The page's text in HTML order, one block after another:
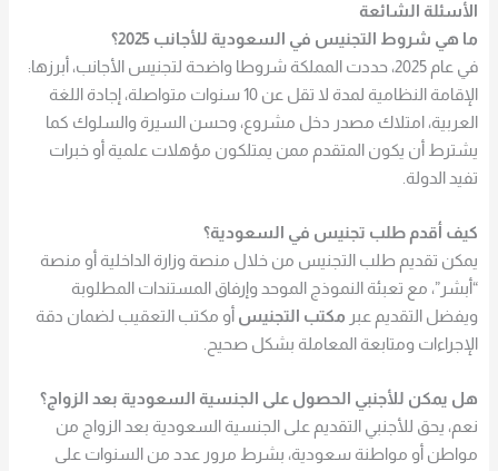
الأسئلة الشائعة
ما هي شروط التجنيس في السعودية للأجانب 2025؟
في عام 2025، حددت المملكة شروطا واضحة لتجنيس الأجانب، أبرزها:
الإقامة النظامية لمدة لا تقل عن 10 سنوات متواصلة، إجادة اللغة
العربية، امتلاك مصدر دخل مشروع، وحسن السيرة والسلوك كما
يشترط أن يكون المتقدم ممن يمتلكون مؤهلات علمية أو خبرات
تفيد الدولة.
كيف أقدم طلب تجنيس في السعودية؟
يمكن تقديم طلب التجنيس من خلال منصة وزارة الداخلية أو منصة
“أبشر”، مع تعبئة النموذج الموحد وإرفاق المستندات المطلوبة
ويفضل التقديم عبر مكتب التجنيس أو مكتب التعقيب لضمان دقة
الإجراءات ومتابعة المعاملة بشكل صحيح.
هل يمكن للأجنبي الحصول على الجنسية السعودية بعد الزواج؟
نعم، يحق للأجنبي التقديم على الجنسية السعودية بعد الزواج من
مواطن أو مواطنة سعودية، بشرط مرور عدد من السنوات على